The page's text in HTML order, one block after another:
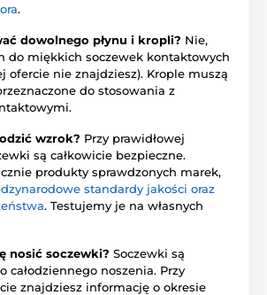
.
dowolnego płynu i kropli? Nie,
do miękkich soczewek kontaktowych
ofercie nie znajdziesz). Krople muszą
do stosowania z
wzrok? Przy prawidłowej
są całkowicie bezpieczne.
produkty sprawdzonych marek,
standardy jakości oraz
. Testujemy je na własnych
nosić soczewki? Soczewki są
całodziennego noszenia. Przy
znajdziesz informację o okresie